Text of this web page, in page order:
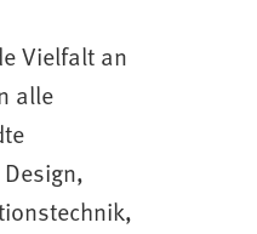
Vielfalt an
alle